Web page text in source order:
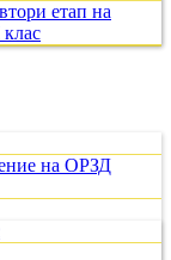
етап на
на ОРЗД